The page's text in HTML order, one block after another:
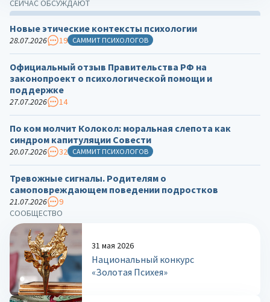
СООБЩЕСТВО
31 мая 2026
Национальный конкурс
«Золотая Психея»
СЕЙЧАС ОБСУЖДАЮТ
Новые этические контексты психологии
28.07.2026 19 САММИТ ПСИХОЛОГОВ
Официальный отзыв Правительства РФ на
законопроект о психологической помощи и
поддержке
27.07.2026 14
По ком молчит Колокол: моральная слепота как
синдром капитуляции Совести
20.07.2026 32 САММИТ ПСИХОЛОГОВ
Тревожные сигналы. Родителям о
самоповреждающем поведении подростков
21.07.2026 9